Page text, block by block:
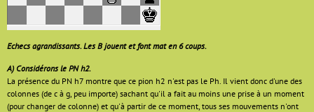
Echecs agrandissants. Les B jouent et font mat en 6 coups.
A) Considérons le PN h2.
La présence du PN h7 montre que ce pion h2 n'est pas le Ph. Il vient donc d'une des
colonnes (de c à g, peu importe) sachant qu'il a fait au moins une prise à un moment
(pour changer de colonne) et qu'à partir de ce moment, tous ses mouvements n'ont